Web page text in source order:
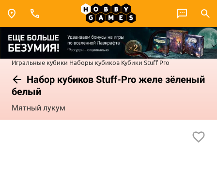
Игральные кубики Наборы кубиков Кубики Stuff Pro
Набор кубиков Stuff-Pro желе зёленый
белый
Мятный лукум